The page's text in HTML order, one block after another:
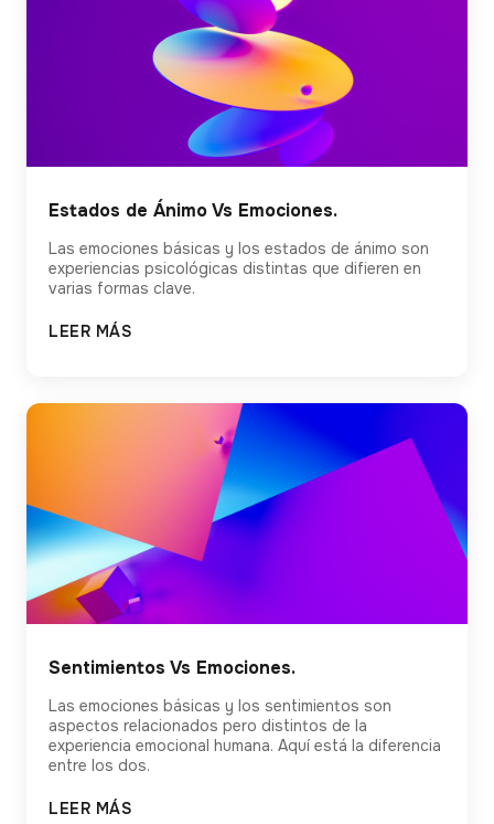
Estados de Ánimo Vs Emociones.
Las emociones básicas y los estados de ánimo son
experiencias psicológicas distintas que difieren en
varias formas clave.
LEER MÁS
Sentimientos Vs Emociones.
Las emociones básicas y los sentimientos son
aspectos relacionados pero distintos de la
experiencia emocional humana. Aquí está la diferencia
entre los dos.
LEER MÁS